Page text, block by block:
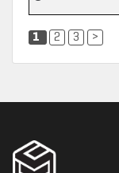
1 2 3 >